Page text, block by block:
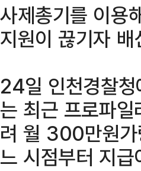
사제총기를 이용
지원이 끊기자
24일 인천경찰
는 최근 프로파
려 월 300만원가
느 시점부터 지